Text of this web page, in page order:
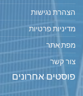
הצהרת נגישות
מדיניות פרטיות
מפת אתר
צור קשר
פוסטים אחרונים